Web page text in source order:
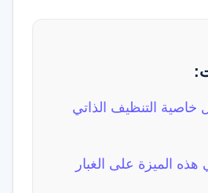
التنظيف الذاتي
الميزة على الغبار